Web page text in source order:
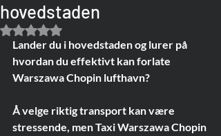
hovedstaden
Gitt NaN av 5 stjerner.
Lander du i hovedstaden og lurer på
hvordan du effektivt kan forlate
Warszawa Chopin lufthavn?
Å velge riktig transport kan være
stressende, men Taxi Warszawa Chopin